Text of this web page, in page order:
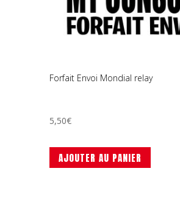
Forfait Envoi Mondial relay
5,50€
AJOUTER AU PANIER